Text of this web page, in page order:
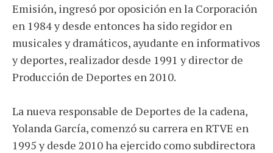
Emisión, ingresó por oposición en la Corporación
en 1984 y desde entonces ha sido regidor en
musicales y dramáticos, ayudante en informativos
y deportes, realizador desde 1991 y director de
Producción de Deportes en 2010.
La nueva responsable de Deportes de la cadena,
Yolanda García, comenzó su carrera en RTVE en
1995 y desde 2010 ha ejercido como subdirectora